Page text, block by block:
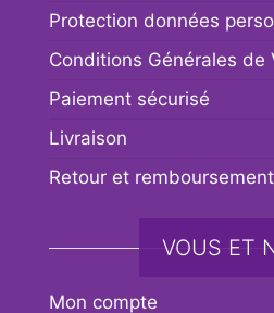
Protection données
Conditions Générales de
Paiement sécurisé
Livraison
Retour et remboursement
VOUS ET
Mon compte